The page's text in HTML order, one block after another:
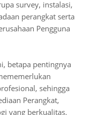
survey, instalasi,
perangkat serta
Pengguna
betapa pentingnya
sehingga
Perangkat,
yang berkualitas.